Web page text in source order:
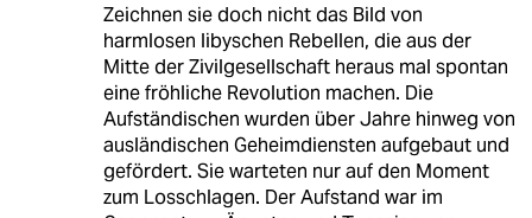
Zeichnen sie doch nicht das Bild von
harmlosen libyschen Rebellen, die aus der
Mitte der Zivilgesellschaft heraus mal spontan
eine fröhliche Revolution machen. Die
Aufständischen wurden über Jahre hinweg von
ausländischen Geheimdiensten aufgebaut und
gefördert. Sie warteten nur auf den Moment
zum Losschlagen. Der Aufstand war im